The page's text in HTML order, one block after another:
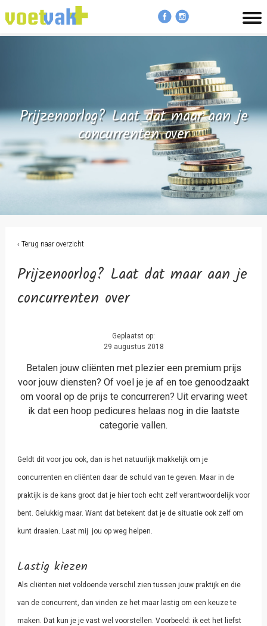
Prijzenoorlog? Laat dat maar aan je
concurrenten over
‹ Terug naar overzicht
Prijzenoorlog? Laat dat maar aan je
concurrenten over
Geplaatst op:
29 augustus 2018
Betalen jouw cliënten met plezier een premium prijs
voor jouw diensten? Of voel je je af en toe genoodzaakt
om vooral op de prijs te concurreren? Uit ervaring weet
ik dat een hoop pedicures helaas nog in die laatste
categorie vallen.
Geldt dit voor jou ook, dan is het natuurlijk makkelijk om je
concurrenten en cliënten daar de schuld van te geven. Maar in de
praktijk is de kans groot dat je hier toch echt zelf verantwoordelijk voor
bent. Gelukkig maar. Want dat betekent dat je de situatie ook zelf om
kunt draaien. Laat mij jou op weg helpen.
Lastig kiezen
Als cliënten niet voldoende verschil zien tussen jouw praktijk en die
van de concurrent, dan vinden ze het maar lastig om een keuze te
maken. Dat kun je je vast wel voorstellen. Voorbeeld: ik eet het liefst